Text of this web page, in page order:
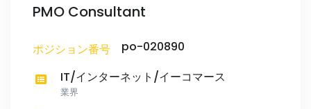
PMO Consultant
ポジション番号
po-020890
IT/インターネット/イーコマース
業界